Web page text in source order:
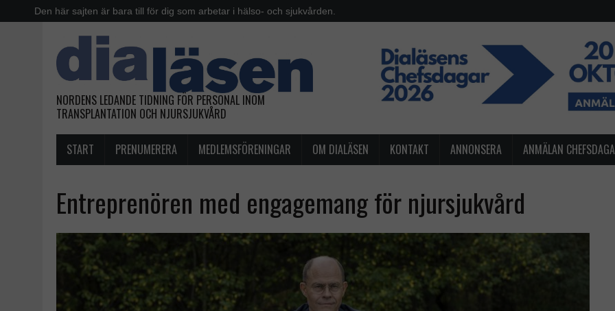
Den här sajten är bara till för dig som arbetar i hälso- och sjukvården.
NORDENS LEDANDE TIDNING FÖR PERSONAL INOM
TRANSPLANTATION OCH NJURSJUKVÅRD
START PRENUMERERA MEDLEMSFÖRENINGAR OM DIALÄSEN KONTAKT ANNONSERA ANMÄLAN
Entreprenören med engagemang för njursjukvård